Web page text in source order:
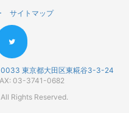
サイトマップ
東京都大田区東糀谷3-3-24
03-3741-0682
Rights Reserved.